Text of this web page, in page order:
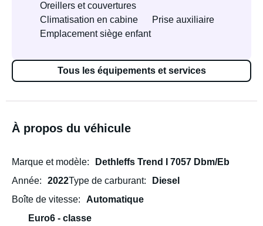
Oreillers et couvertures
Climatisation en cabine
Prise auxiliaire
Emplacement siège enfant
Tous les équipements et services
À propos du véhicule
Marque et modèle
Dethleffs Trend I 7057 Dbm/Eb
Année
2022Type de carburant
Diesel
Boîte de vitesse
Automatique
Euro6 - classe